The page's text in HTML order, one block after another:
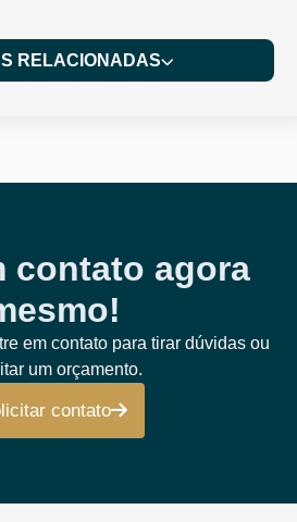
RELACIONADAS
contato agora
em contato para tirar dúvidas ou
um orçamento.
contato